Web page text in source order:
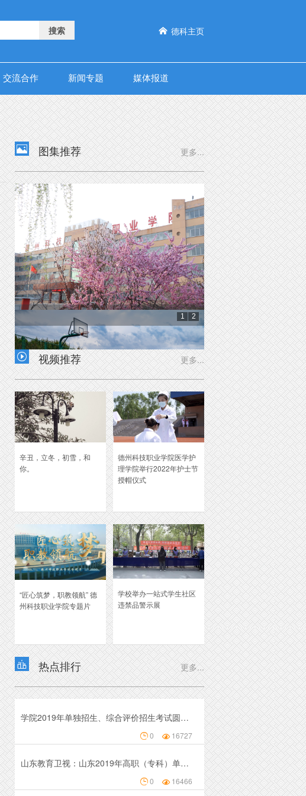
 德科主页
交流合作 新闻专题 媒体报道
 图集推荐 更多...
四月花开
春雨润物
1 2
 视频推荐 更多...
辛丑，立冬，初雪，和
你。
德州科技职业学院医学护
理学院举行2022年护士节
授帽仪式
“匠心筑梦，职教领航” 德
州科技职业学院专题片
学校举办一站式学生社区
违禁品警示展
 热点排行 更多...
学院2019年单独招生、综合评价招生考试圆满结束
 0  16727
山东教育卫视：山东2019年高职（专科）单独招生和综合评价招生考试开考
 0  16466